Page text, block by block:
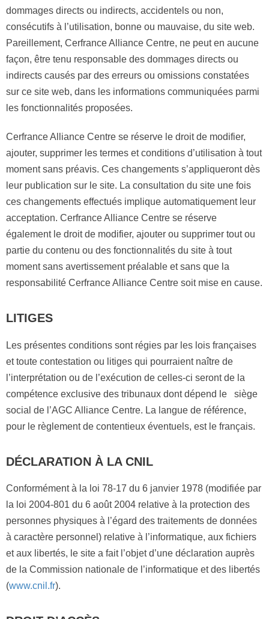
dommages directs ou indirects, accidentels ou non,
consécutifs à l’utilisation, bonne ou mauvaise, du site web.
Pareillement, Cerfrance Alliance Centre, ne peut en aucune
façon, être tenu responsable des dommages directs ou
indirects causés par des erreurs ou omissions constatées
sur ce site web, dans les informations communiquées parmi
les fonctionnalités proposées.
Cerfrance Alliance Centre se réserve le droit de modifier,
ajouter, supprimer les termes et conditions d’utilisation à tout
moment sans préavis. Ces changements s’appliqueront dès
leur publication sur le site. La consultation du site une fois
ces changements effectués implique automatiquement leur
acceptation. Cerfrance Alliance Centre se réserve
également le droit de modifier, ajouter ou supprimer tout ou
partie du contenu ou des fonctionnalités du site à tout
moment sans avertissement préalable et sans que la
responsabilité Cerfrance Alliance Centre soit mise en cause.
LITIGES
Les présentes conditions sont régies par les lois françaises
et toute contestation ou litiges qui pourraient naître de
l’interprétation ou de l’exécution de celles-ci seront de la
compétence exclusive des tribunaux dont dépend le
siège
social de l’AGC Alliance Centre. La langue de référence,
pour le règlement de contentieux éventuels, est le français.
DÉCLARATION À LA CNIL
Conformément à la loi 78-17 du 6 janvier 1978 (modifiée par
la loi 2004-801 du 6 août 2004 relative à la protection des
personnes physiques à l’égard des traitements de données
à caractère personnel) relative à l’informatique, aux fichiers
et aux libertés, le site a fait l’objet d’une déclaration auprès
de la Commission nationale de l’informatique et des libertés
(www.cnil.fr).